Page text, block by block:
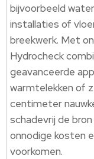
bijvoorbeeld
installaties of
breekwerk.​ Met
Hydrocheck
geavanceerde
warmtelekken of
centimeter
schadevrij de
onnodige kosten
voorkomen.​